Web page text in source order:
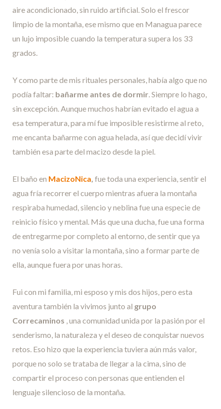
aire acondicionado, sin ruido artificial. Solo el frescor
limpio de la montaña, ese mismo que en Managua parece
un lujo imposible cuando la temperatura supera los 33
grados.
Y como parte de mis rituales personales, había algo que no
podía faltar: bañarme antes de dormir . Siempre lo hago,
sin excepción. Aunque muchos habrían evitado el agua a
esa temperatura, para mí fue imposible resistirme al reto,
me encanta bañarme con agua helada, así que decidí vivir
también esa parte del macizo desde la piel.
El baño en MacizoNica fue toda una experiencia, sentir el
agua fría recorrer el cuerpo mientras afuera la montaña
respiraba humedad, silencio y neblina fue una especie de
reinicio físico y mental. Más que una ducha, fue una forma
de entregarme por completo al entorno, de sentir que ya
no venía solo a visitar la montaña, sino a formar parte de
ella, aunque fuera por unas horas.
Fui con mi familia, mi esposo y mis dos hijos, pero esta
aventura también la vivimos junto al grupo
Correcaminos , una comunidad unida por la pasión por el
senderismo, la naturaleza y el deseo de conquistar nuevos
retos. Eso hizo que la experiencia tuviera aún más valor,
porque no solo se trataba de llegar a la cima, sino de
compartir el proceso con personas que entienden el
lenguaje silencioso de la montaña.